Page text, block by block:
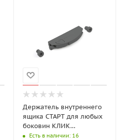
Держатель внутреннего
ящика СТАРТ для любых
боковин КЛИК
SBH100/GRPH
Есть в наличии: 16